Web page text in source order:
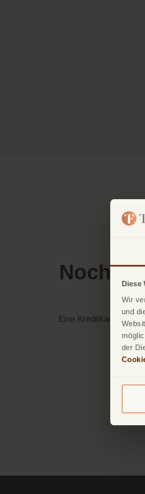
Diese
Wir
und
der
Noch
Eine Kreditkarte, die